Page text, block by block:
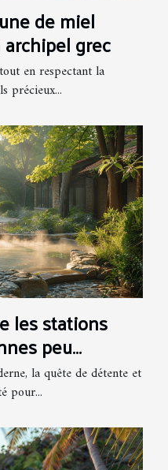
de miel
grec
en respectant la
précieux...
les stations
peu
la quête de détente et
pour...